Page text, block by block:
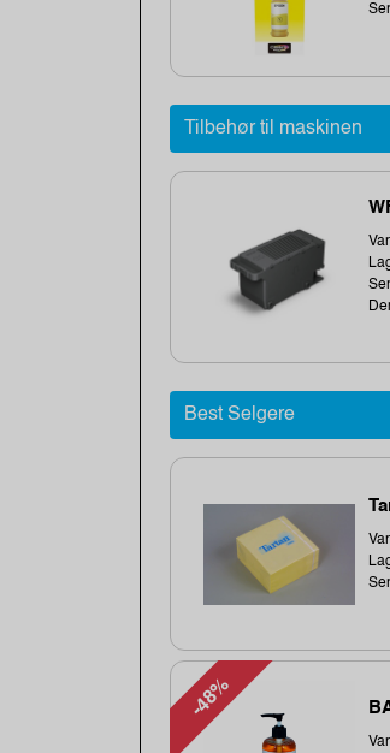
Tilbehør til maskinen
Best Selgere
-48%